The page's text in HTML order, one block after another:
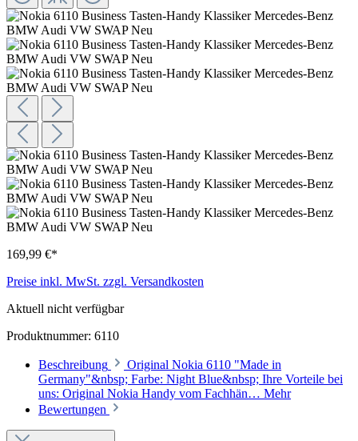
169,99 €*
Preise inkl. MwSt. zzgl. Versandkosten
Aktuell nicht verfügbar
Produktnummer: 6110
Beschreibung
Original Nokia 6110 "Made in
Germany"&nbsp; Farbe: Night Blue&nbsp; Ihre Vorteile bei
uns: Original Nokia Handy vom Fachhän… Mehr
Bewertungen